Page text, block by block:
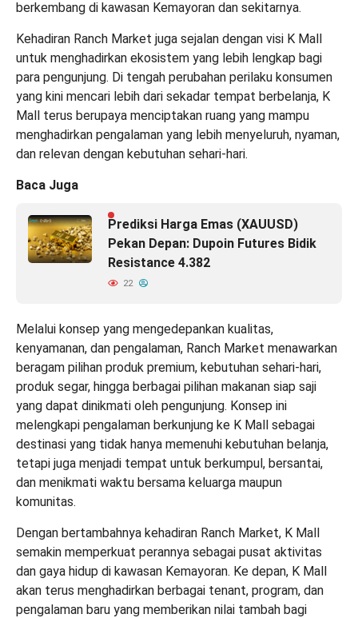
berkembang di kawasan Kemayoran dan sekitarnya.
Kehadiran Ranch Market juga sejalan dengan visi K Mall
untuk menghadirkan ekosistem yang lebih lengkap bagi
para pengunjung. Di tengah perubahan perilaku konsumen
yang kini mencari lebih dari sekadar tempat berbelanja, K
Mall terus berupaya menciptakan ruang yang mampu
menghadirkan pengalaman yang lebih menyeluruh, nyaman,
dan relevan dengan kebutuhan sehari-hari.
Baca Juga
Prediksi Harga Emas (XAUUSD)
Pekan Depan: Dupoin Futures Bidik
Resistance 4.382
22
Melalui konsep yang mengedepankan kualitas,
kenyamanan, dan pengalaman, Ranch Market menawarkan
beragam pilihan produk premium, kebutuhan sehari-hari,
produk segar, hingga berbagai pilihan makanan siap saji
yang dapat dinikmati oleh pengunjung. Konsep ini
melengkapi pengalaman berkunjung ke K Mall sebagai
destinasi yang tidak hanya memenuhi kebutuhan belanja,
tetapi juga menjadi tempat untuk berkumpul, bersantai,
dan menikmati waktu bersama keluarga maupun
komunitas.
Dengan bertambahnya kehadiran Ranch Market, K Mall
semakin memperkuat perannya sebagai pusat aktivitas
dan gaya hidup di kawasan Kemayoran. Ke depan, K Mall
akan terus menghadirkan berbagai tenant, program, dan
pengalaman baru yang memberikan nilai tambah bagi